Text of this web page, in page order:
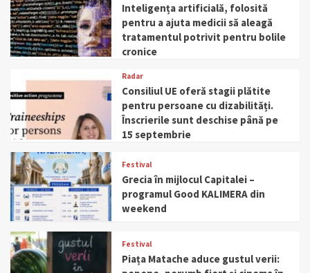
Inteligența artificială, folosită
pentru a ajuta medicii să aleagă
tratamentul potrivit pentru bolile
cronice
Radar
Consiliul UE oferă stagii plătite
pentru persoane cu dizabilități.
Înscrierile sunt deschise până pe
15 septembrie
Festival
Grecia în mijlocul Capitalei –
programul Good KALIMERA din
weekend
Festival
Piața Matache aduce gustul verii: